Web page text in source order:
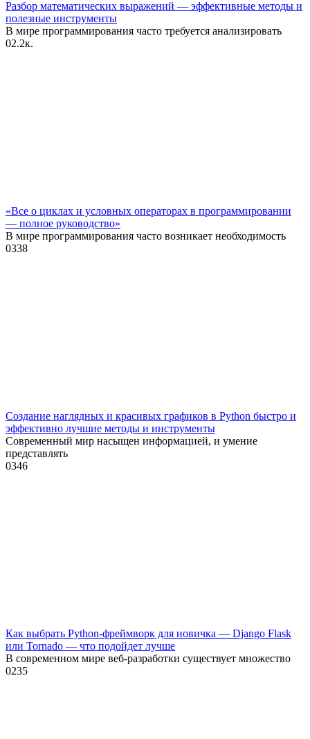
Разбор математических выражений — эффективные методы и
полезные инструменты
В мире программирования часто требуется анализировать
02.2к.
«Все о циклах и условных операторах в программировании
— полное руководство»
В мире программирования часто возникает необходимость
0338
Создание наглядных и красивых графиков в Python быстро и
эффективно лучшие методы и инструменты
Современный мир насыщен информацией, и умение
представлять
0346
Как выбрать Python-фреймворк для новичка — Django Flask
или Tornado — что подойдет лучше
В современном мире веб-разработки существует множество
0235